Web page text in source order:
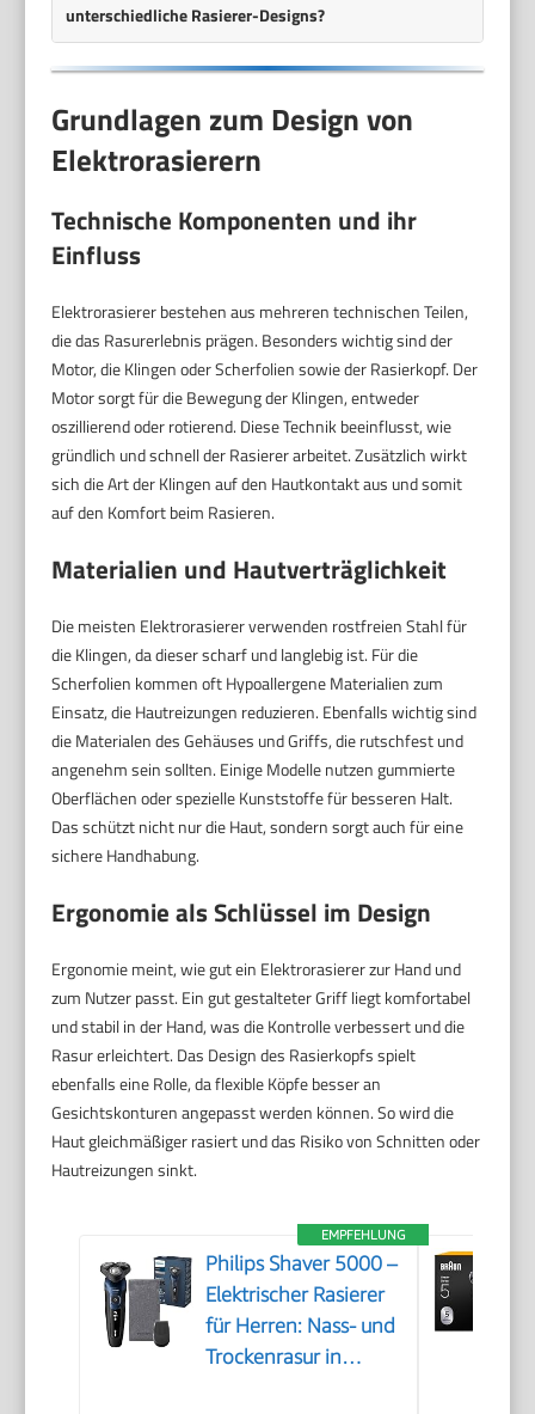
unterschiedliche Rasierer-Designs?
Grundlagen zum Design von
Elektrorasierern
Technische Komponenten und ihr
Einfluss
Elektrorasierer bestehen aus mehreren technischen Teilen,
die das Rasurerlebnis prägen. Besonders wichtig sind der
Motor, die Klingen oder Scherfolien sowie der Rasierkopf. Der
Motor sorgt für die Bewegung der Klingen, entweder
oszillierend oder rotierend. Diese Technik beeinflusst, wie
gründlich und schnell der Rasierer arbeitet. Zusätzlich wirkt
sich die Art der Klingen auf den Hautkontakt aus und somit
auf den Komfort beim Rasieren.
Materialien und Hautverträglichkeit
Die meisten Elektrorasierer verwenden rostfreien Stahl für
die Klingen, da dieser scharf und langlebig ist. Für die
Scherfolien kommen oft Hypoallergene Materialien zum
Einsatz, die Hautreizungen reduzieren. Ebenfalls wichtig sind
die Materialen des Gehäuses und Griffs, die rutschfest und
angenehm sein sollten. Einige Modelle nutzen gummierte
Oberflächen oder spezielle Kunststoffe für besseren Halt.
Das schützt nicht nur die Haut, sondern sorgt auch für eine
sichere Handhabung.
Ergonomie als Schlüssel im Design
Ergonomie meint, wie gut ein Elektrorasierer zur Hand und
zum Nutzer passt. Ein gut gestalteter Griff liegt komfortabel
und stabil in der Hand, was die Kontrolle verbessert und die
Rasur erleichtert. Das Design des Rasierkopfs spielt
ebenfalls eine Rolle, da flexible Köpfe besser an
Gesichtskonturen angepasst werden können. So wird die
Haut gleichmäßiger rasiert und das Risiko von Schnitten oder
Hautreizungen sinkt.
EMPFEHLUNG
Philips Shaver 5000 –
Elektrischer Rasierer
für Herren: Nass- und
Trockenrasur in